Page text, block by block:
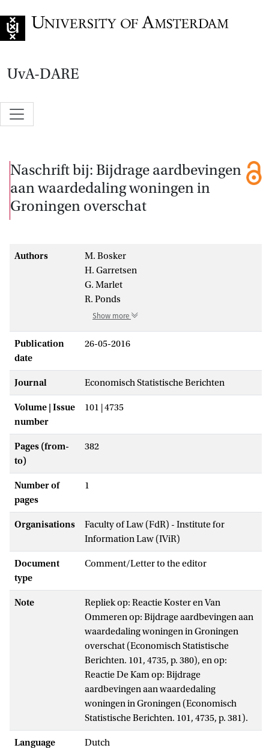
UvA-DARE
Naschrift bij: Bijdrage aardbevingen
aan waardedaling woningen in
Groningen overschat
Authors
M. Bosker
H. Garretsen
G. Marlet
R. Ponds
Show more
Publication
date
26-05-2016
Journal Economisch Statistische Berichten
Volume | Issue
number
101 | 4735
Pages (from-
to)
382
Number of
pages
1
Organisations
Faculty of Law (FdR) - Institute for
Information Law (IViR)
Document
type
Comment/Letter to the editor
Note
Repliek op: Reactie Koster en Van
Ommeren op: Bijdrage aardbevingen aan
waardedaling woningen in Groningen
overschat (Economisch Statistische
Berichten. 101, 4735, p. 380), en op:
Reactie De Kam op: Bijdrage
aardbevingen aan waardedaling
woningen in Groningen (Economisch
Statistische Berichten. 101, 4735, p. 381).
Language Dutch